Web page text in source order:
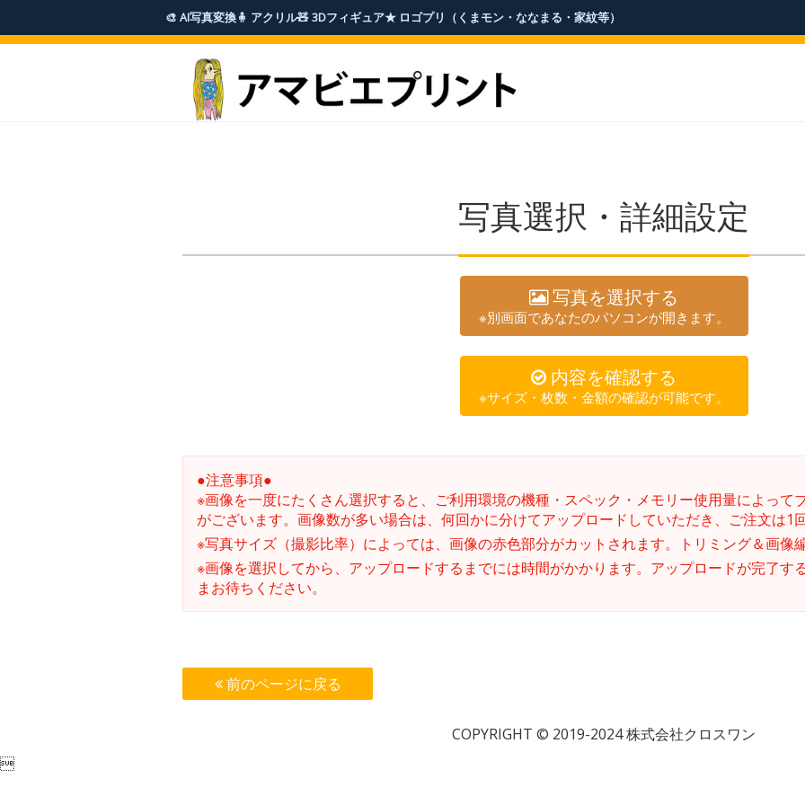
🎨 AI写真変換🧍 アクリル🧸 3Dフィギュア★ ロゴプリ（くまモン・ななまる・家紋等）
写真選択・詳細設定
写真を選択する
※別画面であなたのパソコンが開きます。
内容を確認する
※サイズ・枚数・金額の確認が可能です。
●注意事項●
※画像を一度にたくさん選択すると、ご利用環境の機種・スペック・メモリー使用量によって
がございます。画像数が多い場合は、何回かに分けてアップロードしていただき、ご注文は1
※写真サイズ（撮影比率）によっては、画像の赤色部分がカットされます。トリミング＆画像
※画像を選択してから、アップロードするまでには時間がかかります。アップロードが完了す
まお待ちください。
前のページに戻る
COPYRIGHT © 2019-2024 株式会社クロスワン
